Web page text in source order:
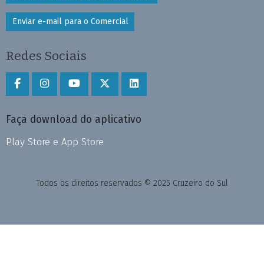
Enviar e-mail para o Comercial
Redes Sociais
Faça download do aplicativo
Play Store e App Store
Todos os direitos reservados © 2025 Cruzeiro do Sul